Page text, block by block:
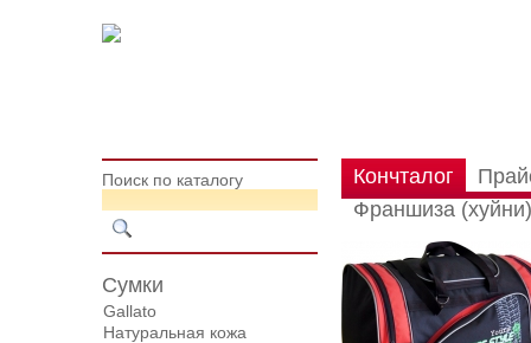
Поиск по каталогу
Сумки
Gallato
Натуральная кожа
Кончталог
Франшиза (хуйни)